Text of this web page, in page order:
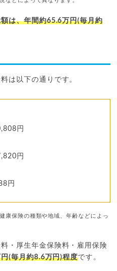
は、年間約65.6万円(毎月約
は以下の通りです。
円
円
円
康保険の種類や地域、年齢などによっ
・厚生年金保険料・雇用保険
(毎月約8.6万円)程度です。